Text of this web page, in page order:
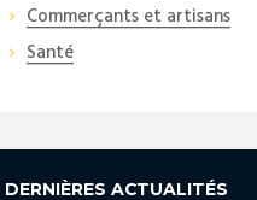
Commerçants et artisans
Santé
DERNIÈRES ACTUALITÉS